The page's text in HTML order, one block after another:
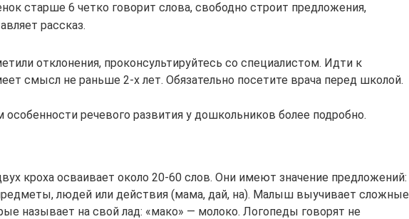
старше 6 четко говорит слова, свободно строит предложения,
рассказ.
отклонения, проконсультируйтесь со специалистом. Идти к
смысл не раньше 2-х лет. Обязательно посетите врача перед школой.
особенности речевого развития у дошкольников более подробно.
кроха осваивает около 20-60 слов. Они имеют значение предложений:
людей или действия (мама, дай, на). Малыш выучивает сложные
называет на свой лад: «мако» — молоко. Логопеды говорят не